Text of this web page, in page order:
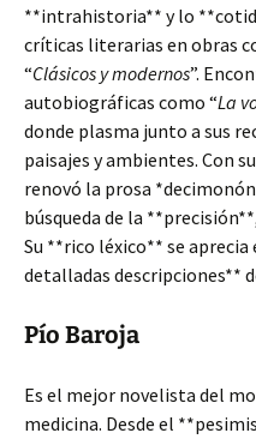
**intrahistoria** y lo
críticas literarias en obras
“Clásicos y modernos”.
autobiográficas como “La
donde plasma junto a sus
paisajes y ambientes. Con
renovó la prosa
búsqueda de la
Su **rico léxico** se
detalladas descripciones**
Pío Baroja
Es el mejor novelista del
medicina. Desde el